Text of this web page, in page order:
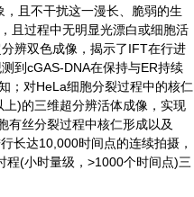
且不干扰这一漫长、脆弱的生
且过程中无明显光漂白或细胞活
辨双色成像，揭示了IFT在行进
到cGAS-DNA在保持与ER持续
；对HeLa细胞分裂过程中的核仁
)的三维超分辨活体成像，实现
有丝分裂过程中核仁形成以及
长达10,000时间点的连续拍摄，
程(小时量级，>1000个时间点)三